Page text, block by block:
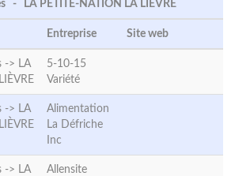
- LA PETITE-NATION LA LIEVRE
Entreprise Site web
-> LA
5-10-15
Variété
-> LA
Alimentation
La Défriche
Inc
-> LA
Allensite